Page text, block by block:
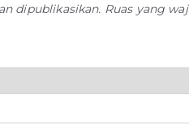
dipublikasikan. Ruas yang